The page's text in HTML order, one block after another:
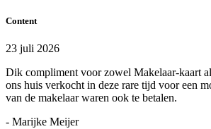
Content
23 juli 2026
Dik compliment voor zowel Makelaar-kaart
ons huis verkocht in deze rare tijd voor een
van de makelaar waren ook te betalen.
- Marijke Meijer